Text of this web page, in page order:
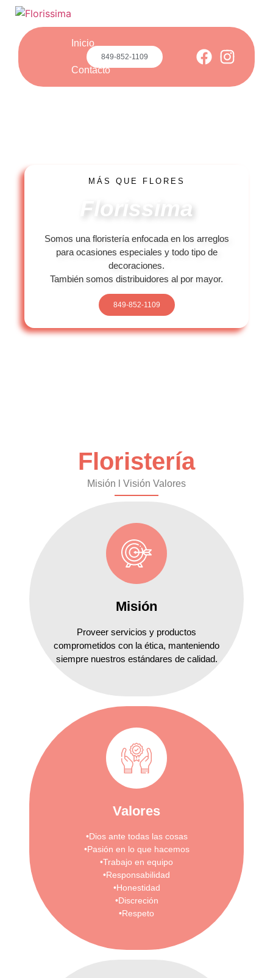
Inicio
Contacto
849-852-1109
MÁS QUE FLORES
Florissima
Somos una floristería enfocada en los arreglos
para ocasiones especiales y todo tipo de
decoraciones.
También somos distribuidores al por mayor.
849-852-1109
Floristería
Misión l Visión Valores
Misión
Proveer servicios y productos
comprometidos con la ética, manteniendo
siempre nuestros estándares de calidad.
Valores
•Dios ante todas las cosas
•Pasión en lo que hacemos
•Trabajo en equipo
•Responsabilidad
•Honestidad
•Discreción
•Respeto